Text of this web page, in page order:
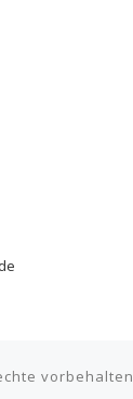
vorbehalten